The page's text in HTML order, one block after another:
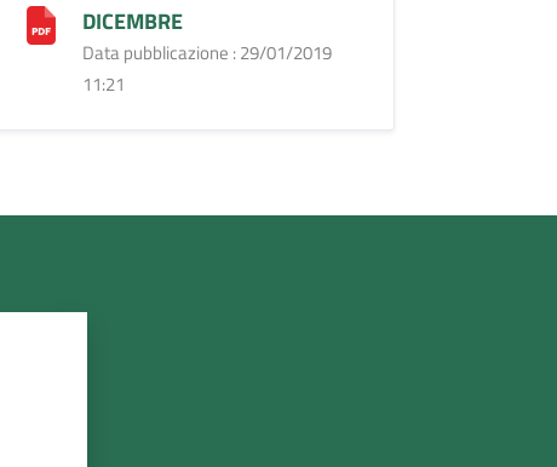
DICEMBRE
Data pubblicazione : 29/01/2019
11:21